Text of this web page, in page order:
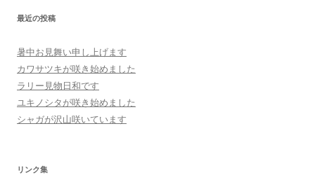
最近の投稿
暑中お見舞い申し上げます
カワサツキが咲き始めました
ラリー見物日和です
ユキノシタが咲き始めました
シャガが沢山咲いています
リンク集